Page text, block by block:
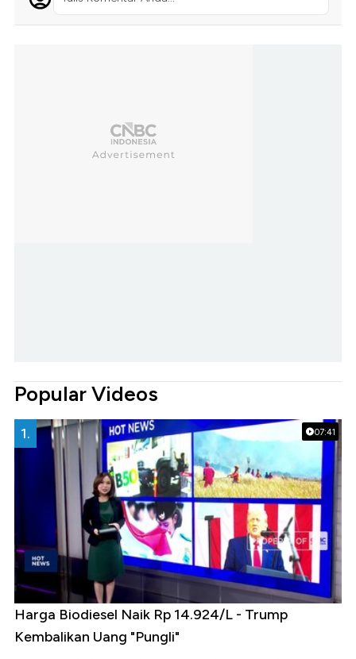
Popular Videos
07:41
1.
Harga Biodiesel Naik Rp 14.924/L - Trump
Kembalikan Uang "Pungli"